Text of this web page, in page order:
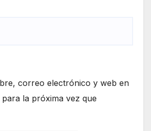
correo electrónico y web en
la próxima vez que